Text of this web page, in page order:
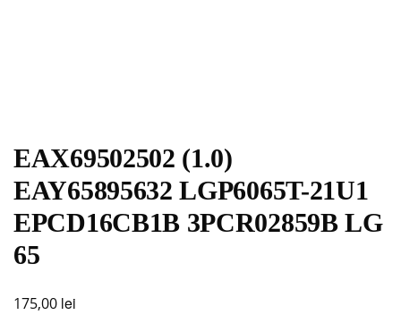
EAX69502502 (1.0)
EAY65895632 LGP6065T-21U1
EPCD16CB1B 3PCR02859B LG
65
175,00 lei